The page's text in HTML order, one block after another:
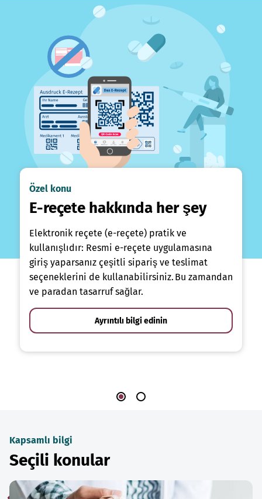
Özel konu
E-reçete hakkında her şey
Elektronik reçete (e-reçete) pratik ve
kullanışlıdır: Resmi e-reçete uygulamasına
giriş yaparsanız çeşitli sipariş ve teslimat
seçeneklerini de kullanabilirsiniz. Bu zamandan
ve paradan tasarruf sağlar.
Ayrıntılı bilgi edinin
Kapsamlı bilgi
Seçili konular